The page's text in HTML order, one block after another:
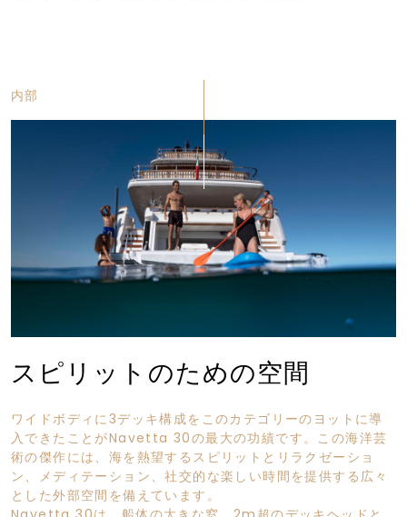
内部
スピリットのための空間
ワイドボディに3デッキ構成をこのカテゴリーのヨットに導
入できたことがNavetta 30の最大の功績です。この海洋芸
術の傑作には、海を熱望するスピリットとリラクゼーショ
ン、メディテーション、社交的な楽しい時間を提供する広々
とした外部空間を備えています。